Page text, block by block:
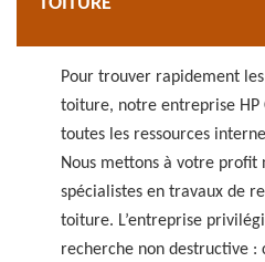
Pour trouver rapidement
toiture, notre entreprise HP
toutes les ressources
Nous mettons à votre profit
spécialistes en travaux de
toiture. L’entreprise
recherche non destructive :